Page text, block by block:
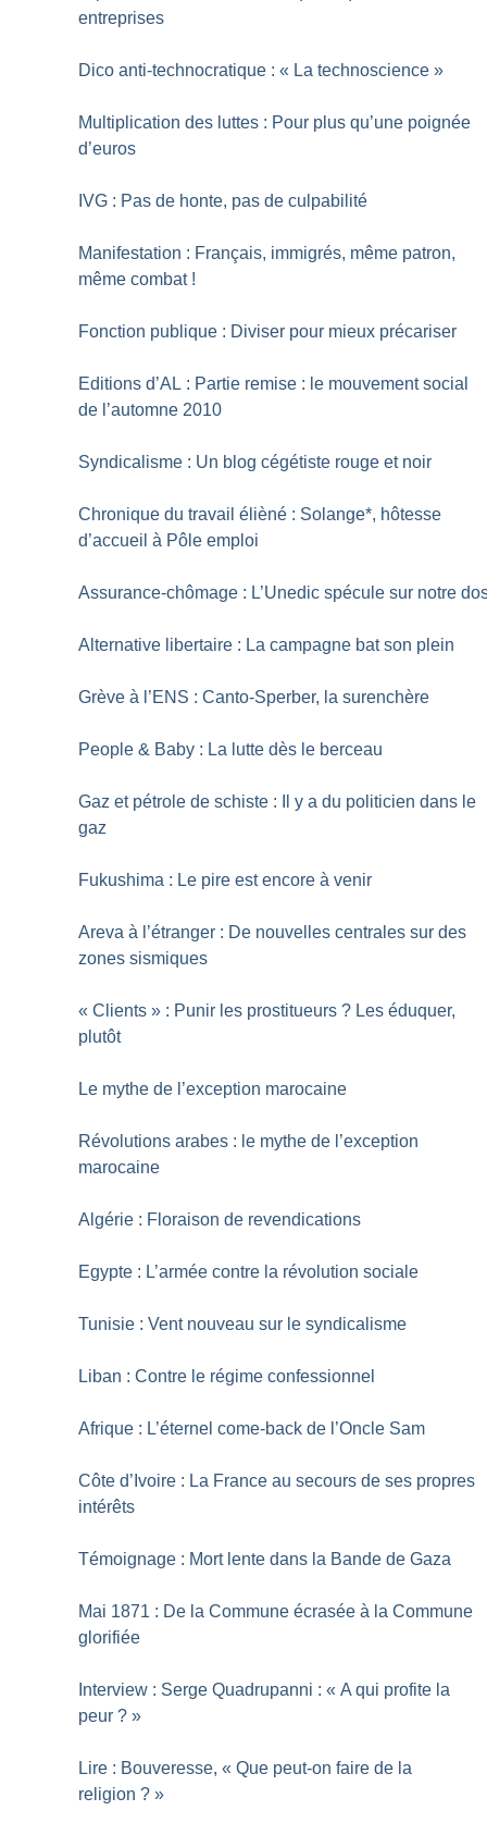
entreprises
Dico anti-technocratique : « La technoscience »
Multiplication des luttes : Pour plus qu’une poignée
d’euros
IVG : Pas de honte, pas de culpabilité
Manifestation : Français, immigrés, même patron,
même combat !
Fonction publique : Diviser pour mieux précariser
Editions d’AL : Partie remise : le mouvement social
de l’automne 2010
Syndicalisme : Un blog cégétiste rouge et noir
Chronique du travail élièné : Solange*, hôtesse
d’accueil à Pôle emploi
Assurance-chômage : L’Unedic spécule sur notre
Alternative libertaire : La campagne bat son plein
Grève à l’ENS : Canto-Sperber, la surenchère
People & Baby : La lutte dès le berceau
Gaz et pétrole de schiste : Il y a du politicien dans le
gaz
Fukushima : Le pire est encore à venir
Areva à l’étranger : De nouvelles centrales sur des
zones sismiques
« Clients » : Punir les prostitueurs ? Les éduquer,
plutôt
Le mythe de l’exception marocaine
Révolutions arabes : le mythe de l’exception
marocaine
Algérie : Floraison de revendications
Egypte : L’armée contre la révolution sociale
Tunisie : Vent nouveau sur le syndicalisme
Liban : Contre le régime confessionnel
Afrique : L’éternel come-back de l’Oncle Sam
Côte d’Ivoire : La France au secours de ses propres
intérêts
Témoignage : Mort lente dans la Bande de Gaza
Mai 1871 : De la Commune écrasée à la Commune
glorifiée
Interview : Serge Quadrupanni : « A qui profite la
peur ? »
Lire : Bouveresse, « Que peut-on faire de la
religion ? »